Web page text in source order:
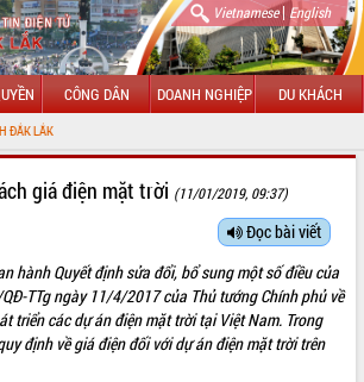
Vietnamese| English
CÔNG DÂN DOANH NGHIỆP DU KHÁCH
giá điện mặt trời (11/01/2019, 09:37)
Đọc bài viết
hànhQuyết địnhsửa đổi, bổ sung một số điều của
TTgngày 11/4/2017 của Thủ tướng Chính phủ về
triển các dự án điện mặt trời tại Việt Nam. Trong
định về giá điện đối với dự án điện mặt trời trên